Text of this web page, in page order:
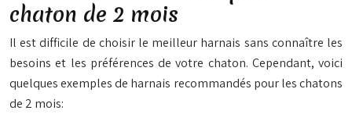
chaton de 2 mois
Il est difficile de choisir le meilleur harnais sans connaître les
besoins et les préférences de votre chaton. Cependant, voici
quelques exemples de harnais recommandés pour les chatons
de 2 mois: